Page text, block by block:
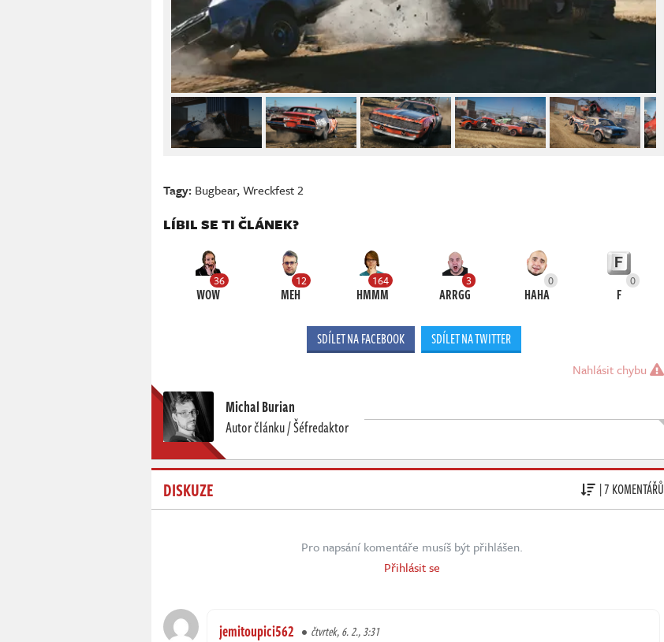
Tagy: Bugbear,Wreckfest 2
LÍBIL SE TI ČLÁNEK?
36
WOW
12
MEH
164
HMMM
3
ARRGG
0
HAHA
0
F
SDÍLET NA FACEBOOK SDÍLET NA TWITTER
Nahlásit chybu
Michal Burian
Autor článku / Šéfredaktor
DISKUZE | 7 KOMENTÁŘŮ
Pro napsání komentáře musíš být přihlášen.
Přihlásit se
jemitoupici562 čtvrtek, 6. 2., 3:31